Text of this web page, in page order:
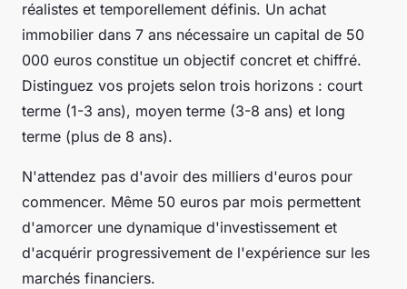
réalistes et temporellement définis. Un achat
immobilier dans 7 ans nécessaire un capital de 50
000 euros constitue un objectif concret et chiffré.
Distinguez vos projets selon trois horizons : court
terme (1-3 ans), moyen terme (3-8 ans) et long
terme (plus de 8 ans).
N'attendez pas d'avoir des milliers d'euros pour
commencer. Même 50 euros par mois permettent
d'amorcer une dynamique d'investissement et
d'acquérir progressivement de l'expérience sur les
marchés financiers.